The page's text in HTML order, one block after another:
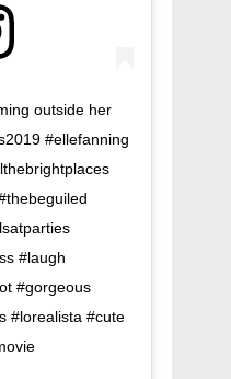
outside her
#ellefanning
#laugh
#gorgeous
#lorealista #cute